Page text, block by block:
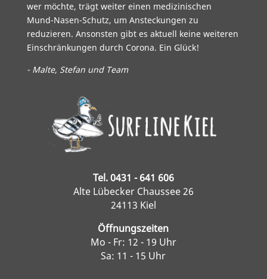
wer möchte, trägt weiter einen medizinischen
Mund-Nasen-Schutz, um Ansteckungen zu
reduzieren. Ansonsten gibt es aktuell keine weiteren
Einschränkungen durch Corona. Ein Glück!
- Malte, Stefan und Team
Tel. 0431 - 641 606
Alte Lübecker Chaussee 26
24113 Kiel
Öffnungszeiten
Mo - Fr: 12 - 19 Uhr
Sa: 11 - 15 Uhr